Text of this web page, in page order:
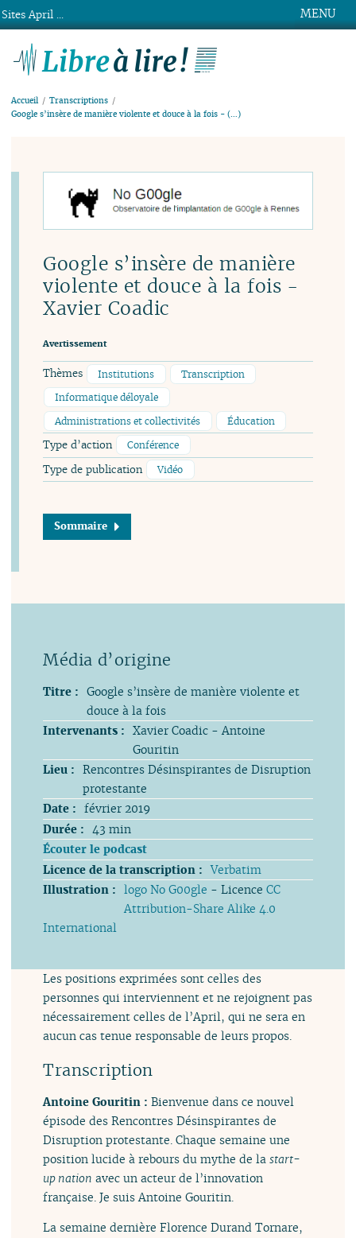
MENU
Accueil
Transcriptions
Google s’insère de manière violente et douce à la fois - (…)
Google s’insère de manière
violente et douce à la fois -
Xavier Coadic
Avertissement
Thèmes Institutions
Transcription
Informatique déloyale
Administrations et collectivités
Éducation
Type d’action Conférence
Type de publication Vidéo
Sommaire
Titre : Google s’insère de manière violente et
douce à la fois
Intervenants : Xavier Coadic - Antoine
Gouritin
Lieu : Rencontres Désinspirantes de Disruption
protestante
Date : février 2019
Durée :
43 min
Écouter le podcast
Licence de la transcription : Verbatim
Illustration : logo No G00gle - LicenceCC
Attribution-Share Alike 4.0
International
Les positions exprimées sont celles des
personnes qui interviennent et ne rejoignent pas
nécessairement celles de l’April, qui ne sera en
aucun cas tenue responsable de leurs propos.
Transcription
Antoine Gouritin :Bienvenue dans ce nouvel
épisode des Rencontres Désinspirantes de
Disruption protestante. Chaque semaine une
position lucide à rebours du mythe de lastart-
up nation avec un acteur de l’innovation
française. Je suis Antoine Gouritin.
La semaine dernière Florence Durand Tornare,
Sites April ...